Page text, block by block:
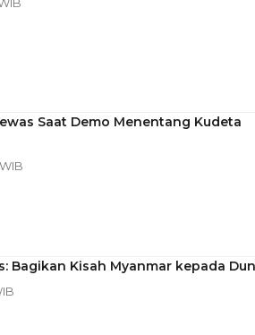
Saat Demo Menentang Kudeta
Bagikan Kisah Myanmar kepada